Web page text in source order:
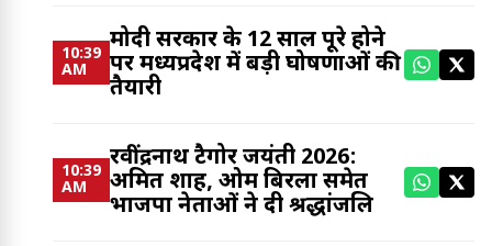
10:39
AM
मोदी सरकार के 12 साल पूरे होने
पर मध्यप्रदेश में बड़ी घोषणाओं की
तैयारी
10:39
AM
रवींद्रनाथ टैगोर जयंती 2026:
अमित शाह, ओम बिरला समेत
भाजपा नेताओं ने दी श्रद्धांजलि